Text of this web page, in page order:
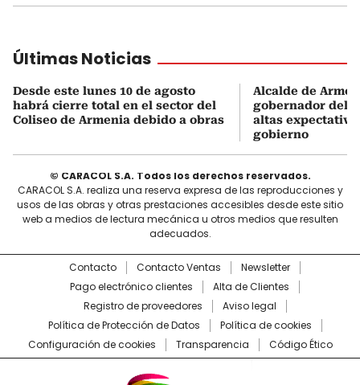
Últimas Noticias
Desde este lunes 10 de agosto
habrá cierre total en el sector del
Coliseo de Armenia debido a obras
Alcalde de
gobernador del
altas
gobierno
© CARACOL S.A. Todos los derechos reservados.
CARACOL S.A. realiza una reserva expresa de las reproducciones y
usos de las obras y otras prestaciones accesibles desde este sitio
web a medios de lectura mecánica u otros medios que resulten
adecuados.
Contacto Contacto Ventas
Newsletter
Pago electrónico clientes
Alta de Clientes
Registro de proveedores
Aviso legal
Política de Protección de Datos
Política de cookies
Configuración de cookies
Transparencia Código Ético